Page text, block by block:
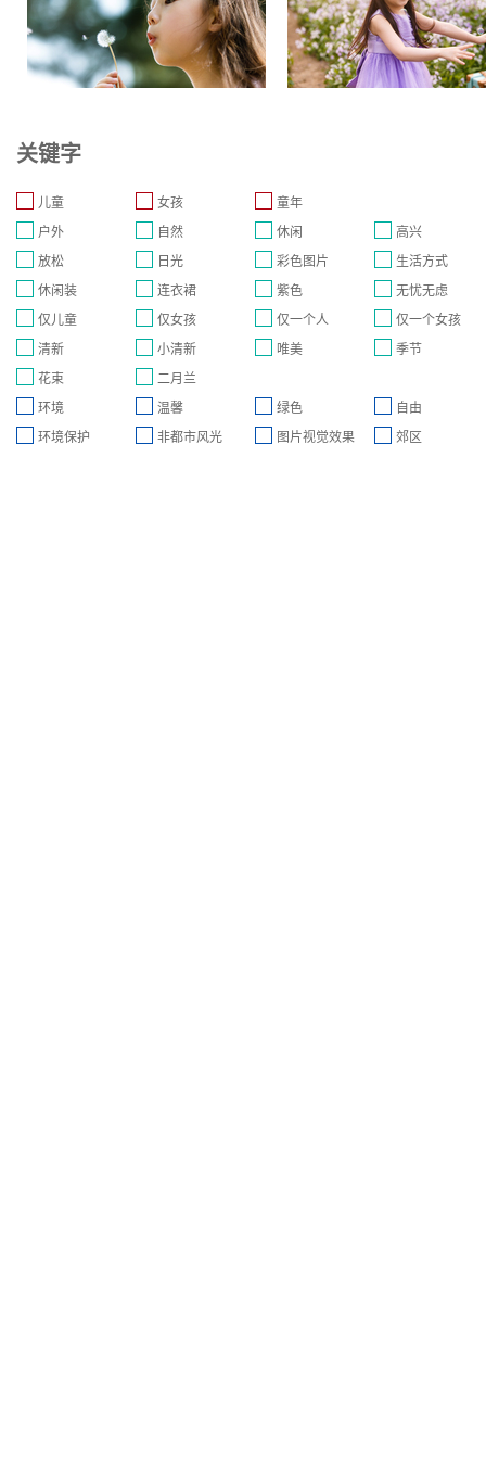
关键字
儿童 女孩
童年
户外
自然 休闲
高兴
放松
日光 彩色图片
生活方式
休闲装
连衣裙 紫色
无忧无虑
仅儿童
仅女孩 仅一个人
仅一个女孩
清新
小清新 唯美
季节
花束
二月兰
环境
温馨 绿色
自由
环境保护
非都市风光 图片视觉效果 郊区